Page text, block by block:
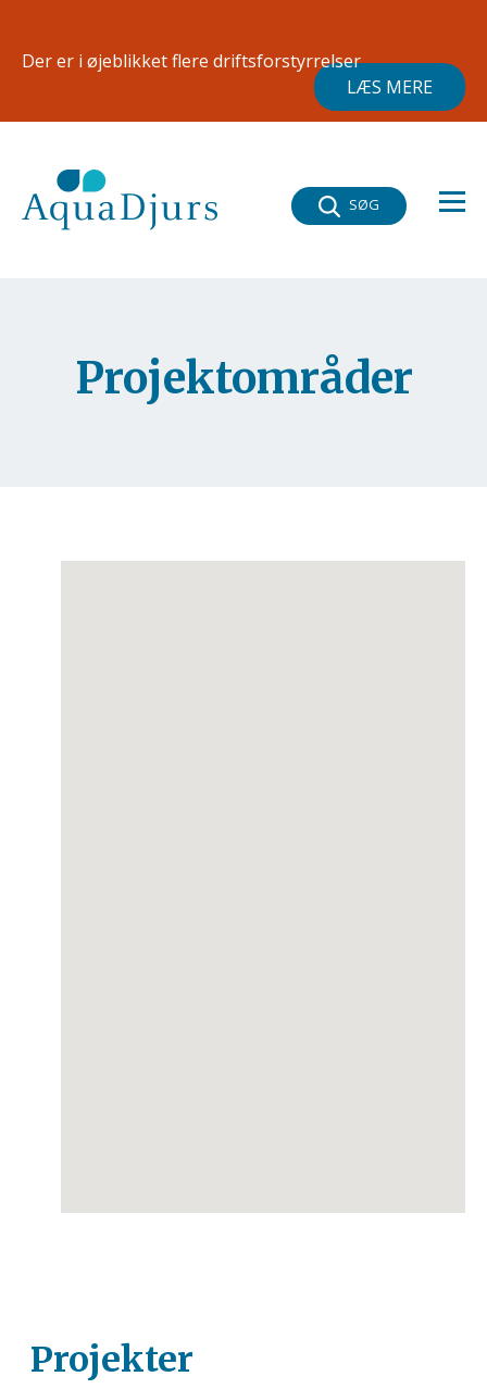
Der er i øjeblikket flere driftsforstyrrelser
LÆS MERE
SØG
Projektområder
Projekter